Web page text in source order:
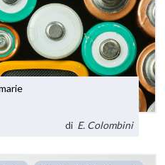
di E. Colombini